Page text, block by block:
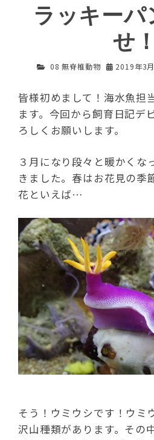
ラッキー
せ！
08 無脊椎動物 2019年3
皆様初めまして！海水魚担
ます。今回から飼育日記デ
ろしくお願いします。
３月になり段々と暖かくな
きました。春はお花見の季
花といえば…
そう！ウミウシです！ウミ
沢山種類があります。その